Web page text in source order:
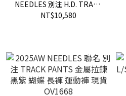
NEEDLES 別注 H.D. TRACK
PANT CORDUROY 聯名 蝴
NT$10,580